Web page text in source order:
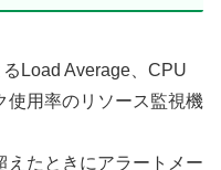
Load Average、CPU
使用率のリソース監視機
えたときにアラートメー